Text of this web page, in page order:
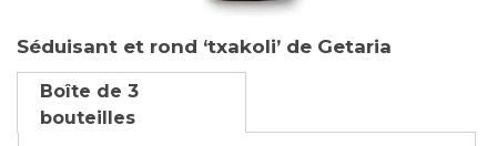
to
the
beginning
of
Séduisant et rond ‘txakoli’ de Getaria
Boîte de 3
bouteilles